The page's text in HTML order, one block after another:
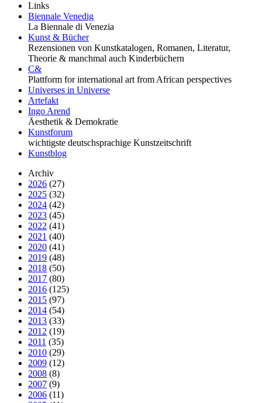
Links
Biennale Venedig
La Biennale di Venezia
Kunst & Bücher
Rezensionen von Kunstkatalogen, Romanen, Literatur,
Theorie & manchmal auch Kinderbüchern
C&
Plattform for international art from African perspectives
Universes in Universe
Artefakt
Ingo Arend
Äesthetik & Demokratie
Kunstforum
wichtigste deutschsprachige Kunstzeitschrift
Kunstblog
Archiv
2026 (27)
2025 (32)
2024 (42)
2023 (45)
2022 (41)
2021 (40)
2020 (41)
2019 (48)
2018 (50)
2017 (80)
2016 (125)
2015 (97)
2014 (54)
2013 (33)
2012 (19)
2011 (35)
2010 (29)
2009 (12)
2008 (8)
2007 (9)
2006 (11)